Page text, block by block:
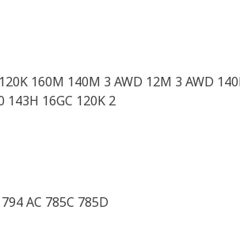
160M 140M 3 AWD 12M 3 AWD
16GC 120K 2
AC 785C 785D